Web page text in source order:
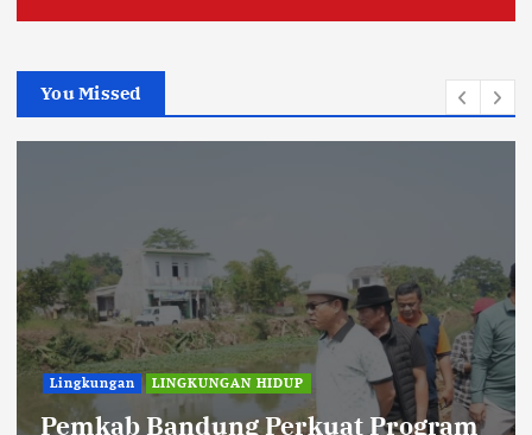
You Missed
TNI POLRI
Sikat Kejahatan Jalanan di Jabar,